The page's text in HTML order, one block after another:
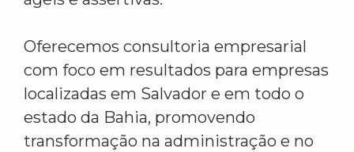
Oferecemos consultoria empresarial
com foco em resultados para empresas
localizadas em Salvador e em todo o
estado da Bahia, promovendo
transformação na administração e no